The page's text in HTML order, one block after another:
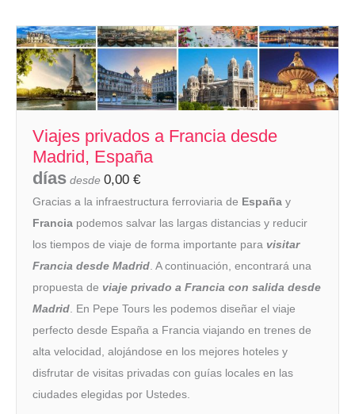
Viajes privados a Francia desde
Madrid, España
días desde 0,00 €
Gracias a la infraestructura ferroviaria de España y
Francia podemos salvar las largas distancias y reducir
los tiempos de viaje de forma importante para visitar
Francia desde Madrid . A continuación, encontrará una
propuesta de viaje privado a Francia con salida desde
Madrid . En Pepe Tours les podemos diseñar el viaje
perfecto desde España a Francia viajando en trenes de
alta velocidad, alojándose en los mejores hoteles y
disfrutar de visitas privadas con guías locales en las
ciudades elegidas por Ustedes.